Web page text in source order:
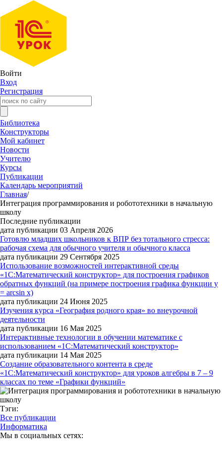
Войти
Вход
Регистрация
Библиотека
Конструкторы
Мой кабинет
Новости
Учителю
Курсы
Публикации
Календарь мероприятий
Главная/
Интеграция программирования и робототехники в начальную
школу
Последние публикации
дата публикации 03 Апреля 2026
Готовлю младших школьников к ВПР без тотального стресса:
рабочая схема для обычного учителя и обычного класса
дата публикации 29 Сентября 2025
Использование возможностей интерактивной среды
«1С:Математический конструктор» для построения графиков
обратных функций (на примере построения графика функции y
= arcsin x)
дата публикации 24 Июня 2025
Изучения курса «География родного края» во внеурочной
деятельности
дата публикации 16 Мая 2025
Интерактивные технологии в обучении математике с
использованием «1С:Математический конструктор»
дата публикации 14 Мая 2025
Создание образовательного контента в среде
«1С:Математический конструктор» для уроков алгебры в 7 – 9
классах по теме «Графики функций»
Тэги:
Все публикации
Информатика
Мы в социальных сетях: